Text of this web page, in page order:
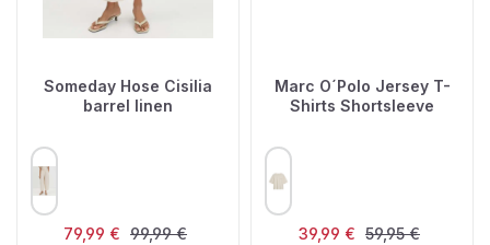
Someday Hose Cisilia
barrel linen
FARBE
Verkaufspreis:
79,99 € Regulärer Preis:
99,99 €
Marc O´Polo Jersey T-
Shirts Shortsleeve
FARBE
Verkaufspreis:
39,99 € Regulärer Preis:
59,95 €